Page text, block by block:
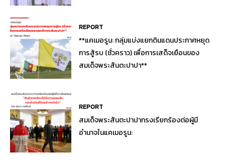
REPORT
**แคเมอรูน: กลุ่มแบ่งแยกดินแดนประกาศหยุด
การสู้รบ (ชั่วคราว) เพื่อการเสด็จเยือนของ
สมเด็จพระสันตะปาปา**
REPORT
สมเด็จพระสันตะปาปาทรงเรียกร้องต่อผู้มี
อำนาจในแคเมอรูน: